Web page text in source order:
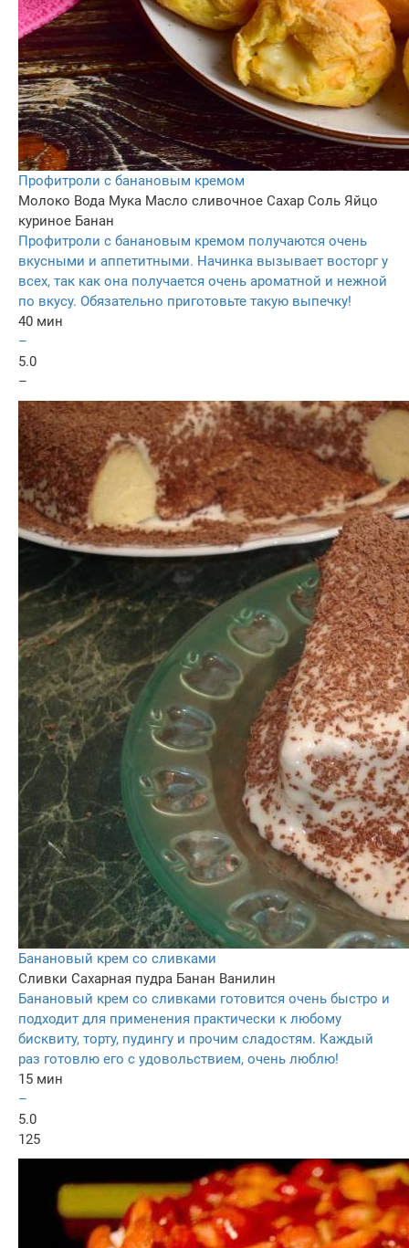
Профитроли с банановым кремом
Молоко Вода Мука Масло сливочное Сахар Соль Яйцо
куриное Банан
Профитроли с банановым кремом получаются очень
вкусными и аппетитными. Начинка вызывает восторг у
всех, так как она получается очень ароматной и нежной
по вкусу. Обязательно приготовьте такую выпечку!
40 мин
–
5.0
–
Банановый крем со сливками
Сливки Сахарная пудра Банан Ванилин
Банановый крем со сливками готовится очень быстро и
подходит для применения практически к любому
бисквиту, торту, пудингу и прочим сладостям. Каждый
раз готовлю его с удовольствием, очень люблю!
15 мин
–
5.0
125